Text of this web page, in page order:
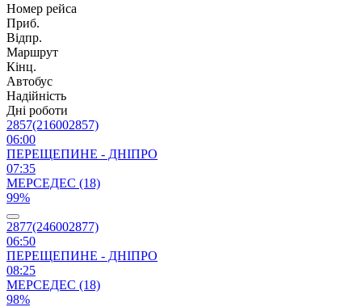
Номер рейса
Приб.
Відпр.
Маршрут
Кінц.
Автобус
Надійність
Дні роботи
2857(216002857)
06:00
ПЕРЕЩЕПИНЕ - ДНІПРО
07:35
МЕРСЕДЕС (18)
99%
2877(246002877)
06:50
ПЕРЕЩЕПИНЕ - ДНІПРО
08:25
МЕРСЕДЕС (18)
98%